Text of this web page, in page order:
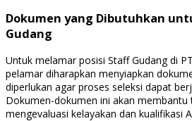
Dokumen yang Dibutuhkan
Gudang
Untuk melamar posisi Staff Gudang di
pelamar diharapkan menyiapkan
diperlukan agar proses seleksi dapat
Dokumen-dokumen ini akan membantu
mengevaluasi kelayakan dan kualifikasi